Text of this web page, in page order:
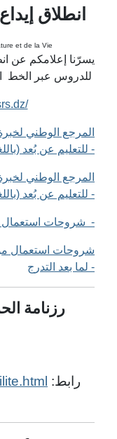
et de la Vie
انطلاق
للدروس عبر الخط
المرجع الوطني
للتعليم عن بُعد (باللغة العربية) -
المرجع الوطني
للتعليم عن بُعد (باللغة لفرنسية) -
شروحات استعمال موجهة لطالبي الخبرة (الأساتذة) -
شروحات استعمال
لما بعد التدرج -
رزنامة
:رابط